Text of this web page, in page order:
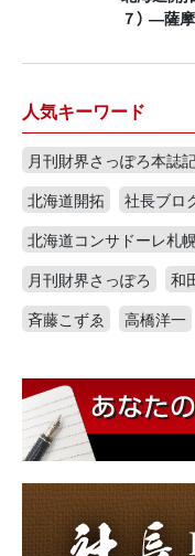
７） ―薩
人気キーワード
月刊財界さっぽろ本誌
北海道開拓
社長ブロ
北海道コンサドーレ札
月刊財界さっぽろ
和
斉藤こずゑ
高橋洋一